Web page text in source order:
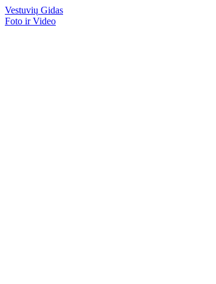
Vestuvių Gidas
Foto ir Video